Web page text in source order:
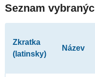
Seznam
Zkratka
(latinsky)
Název